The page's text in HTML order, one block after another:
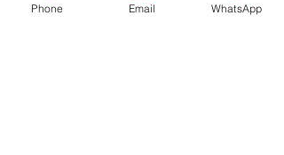
Phone Email WhatsApp